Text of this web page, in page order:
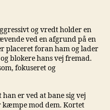
og vredt holder en
ved en afgrund på en
placeret foran ham og lader
blokere hans vej fremad.
fokuseret og
er ved at bane sig vej
kæmpe mod dem. Kortet